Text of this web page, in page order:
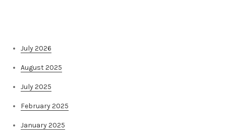
July 2026
August 2025
July 2025
February 2025
January 2025